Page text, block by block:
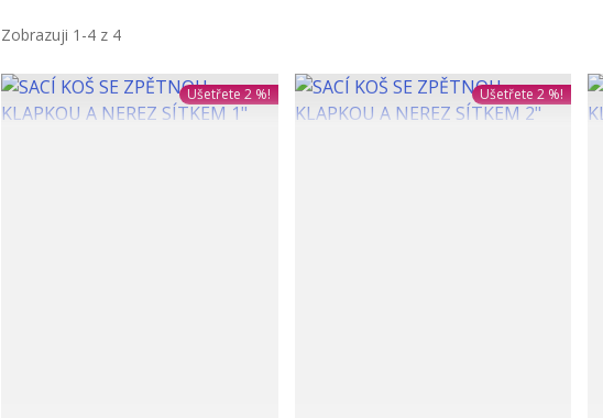
Zobrazuji 1-4 z 4
Ušetřete 2 %! Ušetřete 2 %!